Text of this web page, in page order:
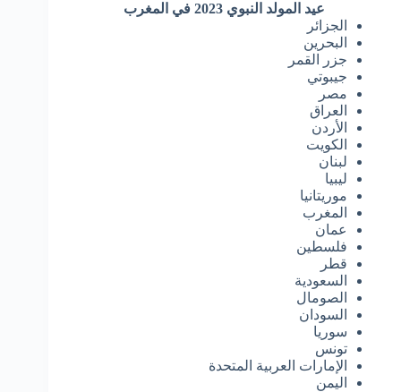
عيد المولد النبوي 2023 في المغرب
الجزائر
البحرين
جزر القمر
جيبوتي
مصر
العراق
الأردن
الكويت
لبنان
ليبيا
موريتانيا
المغرب
عمان
فلسطين
قطر
السعودية
الصومال
السودان
سوريا
تونس
الإمارات العربية المتحدة
اليمن